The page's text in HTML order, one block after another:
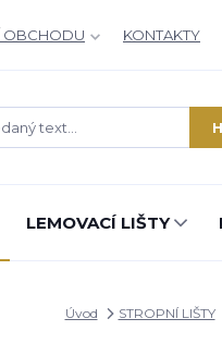
OBCHODU KONTAKTY
LEMOVACÍ LIŠTY
Úvod STROPNÍ LIŠTY
poslat informaci o
Souhlasím se